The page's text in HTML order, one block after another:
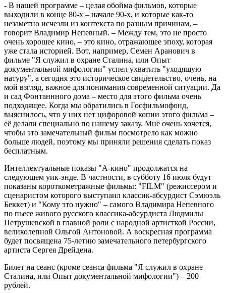
- В нашей программе – целая обойма фильмов, которые
выходили в конце 80-х – начале 90-х, и которые как-то
незаметно исчезли из контекста по разным причинам, –
говорит Владимир Непевный. – Между тем, это не просто
очень хорошее кино, – это кино, отражающее эпоху, которая
уже стала историей. Вот, например, Семен Аранович в
фильме "Я служил в охране Сталина, или Опыт
документальной мифологии" успел ухватить "уходящую
натуру", а сегодня это историческое свидетельство, очень, на
мой взгляд, важное для понимания современной ситуации. Да
и сад Фонтаннного дома – место для этого фильма очень
подходящее. Когда мы обратились в Госфильмофонд,
выяснилось, что у них нет цифоровой копии этого фильма –
её делали специально по нашему заказу. Мне очень хочется,
чтобы это замечательный фильм посмотрело как можно
больше людей, поэтому мы приняли решения сделать показ
бесплатным.
Интеллектуальные показы "А-кино" продолжатся на
следующем уик-энде. В частности, в субботу 16 июля будут
показаны короткометражные фильмы: "FILM" (режиссером и
сценаристом которого выступаил классик-абсурдист Сэмюэль
Беккет) и "Кому это нужно" – самого Владимира Непевного
по пьесе живого русского классика-абсурдиста Людмилы
Петрушевской в главной роли с народной артисткой России,
великолепной Ольгой Антоновой. А воскресная программа
будет посвящена 75-летию замечательного петербургского
артиста Сергея Дрейдена.
Билет на сеанс (кроме сеанса фильма "Я служил в охране
Сталина, или Опыт документальной мифологии") – 200
рублей.